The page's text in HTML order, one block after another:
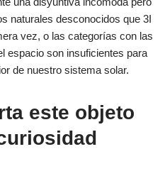
naturales desconocidos que 3I
vez, o las categorías con las
espacio son insuficientes para
de nuestro sistema solar.
este objeto